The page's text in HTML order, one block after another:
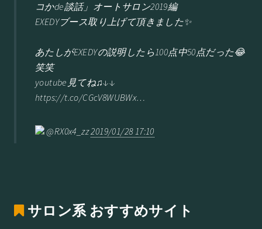
コかde談話」オートサロン2019編
EXEDYブース取り上げて頂きました✨
あたしがEXEDYの説明したら100点中50点だった😂
笑笑
youtube見てね♫↓↓
https://t.co/CGcV8WUBWx…
@RX0x4_zz2019/01/28 17:10
サロン系おすすめサイト